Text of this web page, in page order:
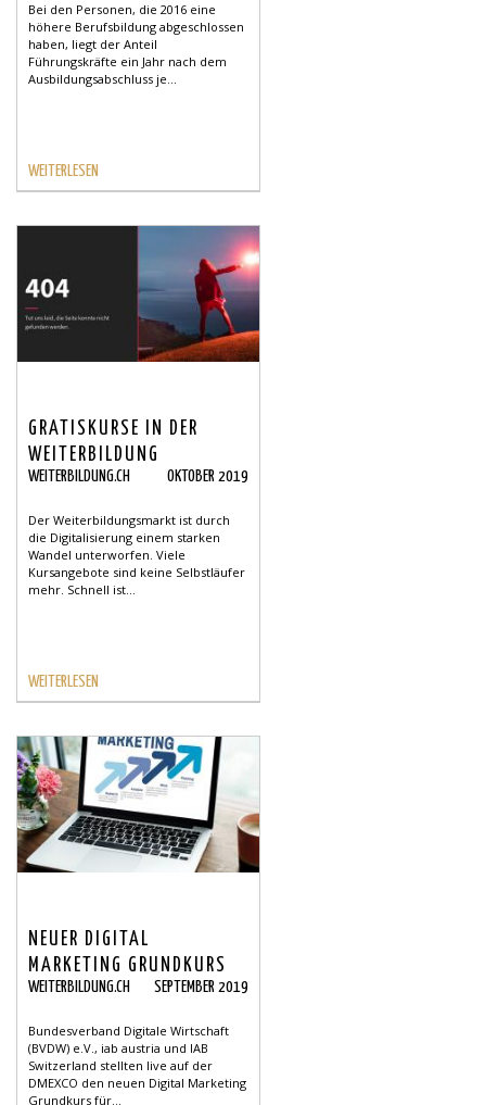
Bei den Personen, die 2016 eine
höhere Berufsbildung abgeschlossen
haben, liegt der Anteil
Führungskräfte ein Jahr nach dem
Ausbildungsabschluss je...
WEITERLESEN
GRATISKURSE IN DER
WEITERBILDUNG
WEITERBILDUNG.CH OKTOBER 2019
Der Weiterbildungsmarkt ist durch
die Digitalisierung einem starken
Wandel unterworfen. Viele
Kursangebote sind keine Selbstläufer
mehr. Schnell ist...
WEITERLESEN
NEUER DIGITAL
MARKETING GRUNDKURS
FÜR DACH-RAUM
WEITERBILDUNG.CH SEPTEMBER 2019
Bundesverband Digitale Wirtschaft
(BVDW) e.V., iab austria und IAB
Switzerland stellten live auf der
DMEXCO den neuen Digital Marketing
Grundkurs für...